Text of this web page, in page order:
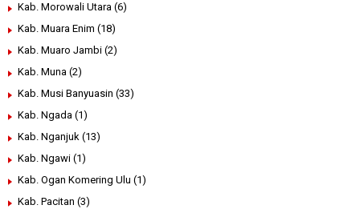
Kab. Morowali Utara (6)
Kab. Muara Enim (18)
Kab. Muaro Jambi (2)
Kab. Muna (2)
Kab. Musi Banyuasin (33)
Kab. Ngada (1)
Kab. Nganjuk (13)
Kab. Ngawi (1)
Kab. Ogan Komering Ulu (1)
Kab. Pacitan (3)